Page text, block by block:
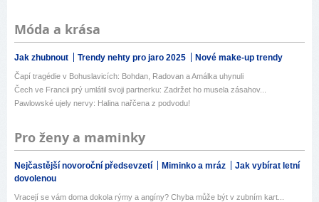
Móda a krása
Jak zhubnout Trendy nehty pro jaro 2025 Nové make-up trendy
Čapí tragédie v Bohuslavicích: Bohdan, Radovan a Amálka uhynuli
Čech ve Francii prý umlátil svoji partnerku: Zadržet ho musela zásahov...
Pawlowské ujely nervy: Halina nařčena z podvodu!
Pro ženy a maminky
Nejčastější novoroční předsevzetí Miminko a mráz
Jak vybírat letní
dovolenou
Vracejí se vám doma dokola rýmy a angíny? Chyba může být v zubním kart...